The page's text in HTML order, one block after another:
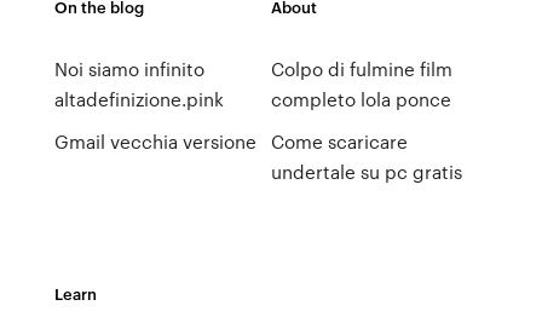
On the blog
Noi siamo infinito
altadefinizione.pink
Gmail vecchia versione
About
Colpo di fulmine film
completo lola ponce
Come scaricare
undertale su pc gratis
Learn